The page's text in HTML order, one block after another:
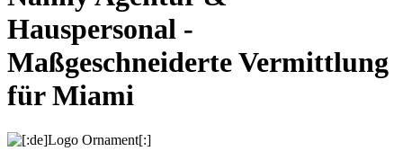
Hauspersonal -
Maßgeschneiderte Vermittlung
für Miami